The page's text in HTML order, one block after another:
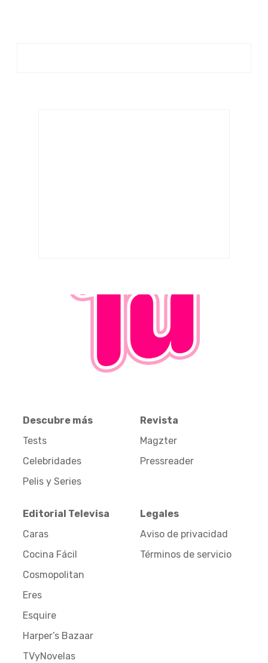
Descubre más
Tests
Celebridades
Pelis y Series
Revista
Magzter
Pressreader
Editorial Televisa
Caras
Cocina Fácil
Cosmopolitan
Eres
Esquire
Harper’s Bazaar
TVyNovelas
Legales
Aviso de privacidad
Términos de servicio